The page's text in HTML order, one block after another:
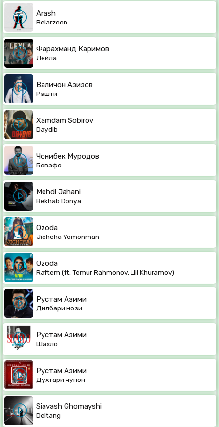
Arash
Belarzoon
Фарахманд Каримов
Лейла
Валичон Азизов
Рашти
Xamdam Sobirov
Daydib
Чонибек Муродов
Бевафо
Mehdi Jahani
Bekhab Donya
Ozoda
Jichcha Yomonman
Ozoda
Raftem (ft. Temur Rahmonov, Liil Khuramov)
Рустам Азими
Дилбари нози
Рустам Азими
Шахло
Рустам Азими
Духтари чупон
Siavash Ghomayshi
Deltang